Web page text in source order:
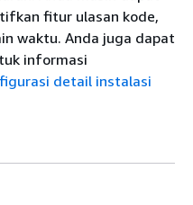
fitur ulasan kode,
waktu. Anda juga dapat
informasi
detail instalasi